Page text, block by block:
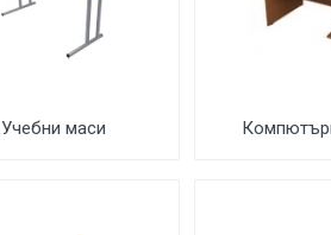
Учебни маси